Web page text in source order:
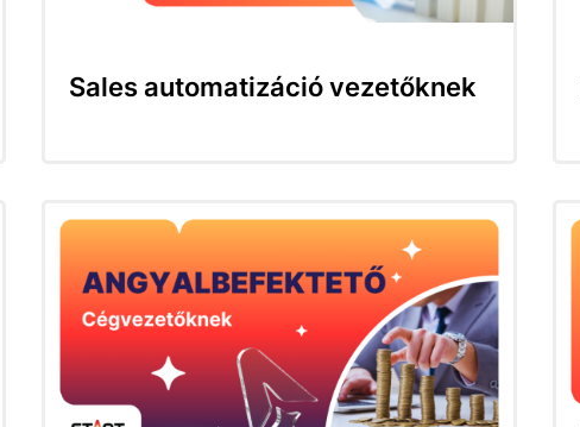
Sales automatizáció vezetőknek